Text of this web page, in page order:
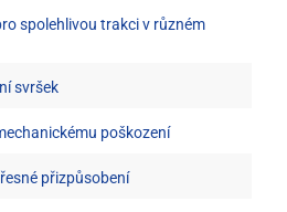
spolehlivou trakci v různém
svršek
poškození
přizpůsobení